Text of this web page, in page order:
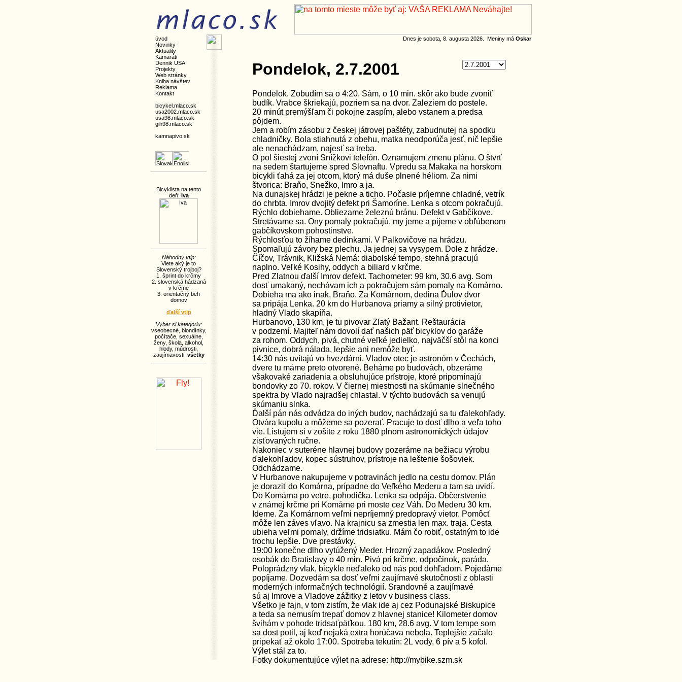
úvod
Novinky
Aktuality
Kamaráti
Dennik USA
Projekty
Web stránky
Kniha návštev
Reklama
Kontakt
bicykel.mlaco.sk
usa2002.mlaco.sk
usa98.mlaco.sk
gih98.mlaco.sk
kamnapivo.sk
Bicyklista na tento
deň: Iva
Náhodný vtip:
Viete aký je to
Slovenský trojboj?
1. šprint do krčmy
2. slovenská hádzaná
v krčme
3. orientačný beh
domov
ďalší vtip
Vyber si kategóriu:
vseobecné, blondínky,
počítače, sexuálne,
ženy, škola alkohol
hlody, múdrosti
zaujímavosti, všetky
Dnes je sobota, 8. augusta 2026. Meniny má Oskar
Pondelok, 2.7.2001
Pondelok. Zobudím sa o 4:20. Sám, o 10 min. skôr ako bude zvoniť
budík. Vrabce škriekajú, pozriem sa na dvor. Zaleziem do postele.
20 minút premýšľam či pokojne zaspím, alebo vstanem a predsa
pôjdem.
Jem a robím zásobu z českej játrovej paštéty, zabudnutej na spodku
chladničky. Bola stiahnutá z obehu, matka neodporúča jesť, nič lepšie
ale nenachádzam, najesť sa treba.
O pol šiestej zvoní Snížkovi telefón. Oznamujem zmenu plánu. O štvrť
na sedem štartujeme spred Slovnaftu. Vpredu sa Makaka na horskom
bicykli ťahá za jej otcom, ktorý má duše plnené héliom. Za nimi
štvorica: Braňo, Snežko, Imro a ja.
Na dunajskej hrádzi je pekne a ticho. Počasie príjemne chladné, vetrík
do chrbta. Imrov dvojitý defekt pri Šamoríne. Lenka s otcom pokračujú.
Rýchlo dobiehame. Obliezame železnú bránu. Defekt v Gabčíkove.
Stretávame sa. Ony pomaly pokračujú, my jeme a pijeme v obľúbenom
gabčíkovskom pohostinstve.
Rýchlosťou to žíhame dedinkami. V Palkovičove na hrádzu.
Spomaľujú závory bez plechu. Ja jednej sa vysypem. Dole z hrádze.
Číčov, Trávnik, Kližská Nemá: diabolské tempo, stehná pracujú
naplno. Veľké Kosihy, oddych a biliard v krčme.
Pred Zlatnou ďalší Imrov defekt. Tachometer: 99 km, 30.6 avg. Som
dosť umakaný, nechávam ich a pokračujem sám pomaly na Komárno.
Dobieha ma ako inak, Braňo. Za Komárnom, dedina Ďulov dvor
sa pripája Lenka. 20 km do Hurbanova priamy a silný protivietor,
hladný Vlado skapíňa.
Hurbanovo, 130 km, je tu pivovar Zlatý Bažant. Reštaurácia
v podzemí. Majiteľ nám dovolí dať našich päť bicyklov do garáže
za rohom. Oddych, pivá, chutné veľké jedielko, najväčší stôl na konci
pivnice, dobrá nálada, lepšie ani nemôže byť.
14:30 nás uvítajú vo hvezdárni. Vladov otec je astronóm v Čechách,
dvere tu máme preto otvorené. Beháme po budovách, obzeráme
všakovaké zariadenia a obsluhujúce prístroje, ktoré pripomínajú
bondovky zo 70. rokov. V čiernej miestnosti na skúmanie slnečného
spektra by Vlado najradšej chlastal. V týchto budovách sa venujú
skúmaniu slnka.
Ďalší pán nás odvádza do iných budov, nachádzajú sa tu ďalekohľady.
Otvára kupolu a môžeme sa pozerať. Pracuje to dosť dlho a veľa toho
vie. Listujem si v zošite z roku 1880 plnom astronomických údajov
zisťovaných ručne.
Nakoniec v suteréne hlavnej budovy pozeráme na bežiacu výrobu
ďalekohľadov, kopec sústruhov, prístroje na leštenie šošoviek.
Odchádzame.
V Hurbanove nakupujeme v potravinách jedlo na cestu domov. Plán
je doraziť do Komárna, prípadne do Veľkého Mederu a tam sa uvidí.
Do Komárna po vetre, pohodička. Lenka sa odpája. Občerstvenie
v známej krčme pri Komárne pri moste cez Váh. Do Mederu 30 km.
Ideme. Za Komárnom veľmi nepríjemný predopravý vietor. Pomôcť
môže len záves vľavo. Na krajnicu sa zmestia len max. traja. Cesta
ubieha veľmi pomaly, držíme tridsiatku. Mám čo robiť, ostatným to ide
trochu lepšie. Dve prestávky.
19:00 konečne dlho vytúžený Meder. Hrozný zapadákov. Posledný
osobák do Bratislavy o 40 min. Pivá pri krčme, odpočinok, paráda.
Poloprádzny vlak, bicykle neďaleko od nás pod dohľadom. Pojedáme
popíjame. Dozvedám sa dosť veľmi zaujímavé skutočnosti z oblasti
moderných informačných technológií. Srandovné a zaujímavé
sú aj Imrove a Vladove zážitky z letov v business class.
Všetko je fajn, v tom zistím, že vlak ide aj cez Podunajské Biskupice
a teda sa nemusím trepať domov z hlavnej stanice! Kilometer domov
švihám v pohode tridsaťpäťkou. 180 km, 28.6 avg. V tom tempe som
sa dost potil, aj keď nejaká extra horúčava nebola. Teplejšie začalo
pripekať až okolo 17:00. Spotreba tekutín: 2L vody, 6 pív a 5 kofol.
Výlet stál za to.
Fotky dokumentujúce výlet na adrese: http://mybike.szm.sk